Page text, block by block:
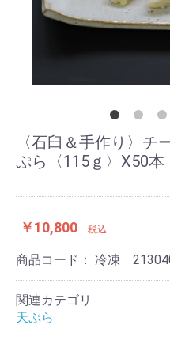
〈石臼＆手作り〉チ
ぷら〈115ｇ〉X50本
￥10,800 税込
商品コード： 冷凍
関連カテゴリ
天ぷら